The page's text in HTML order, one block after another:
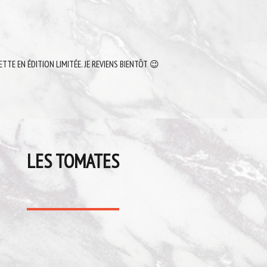
EN ÉDITION LIMITÉE. JE REVIENS BIENTÔT 😉
LES TOMATES